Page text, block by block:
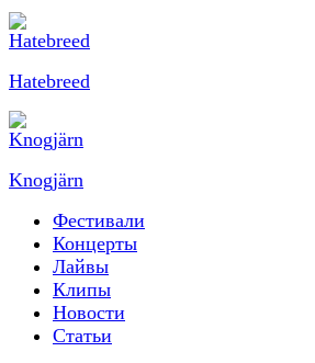
Hatebreed
Knogjärn
Фестивали
Концерты
Лайвы
Клипы
Новости
Статьи